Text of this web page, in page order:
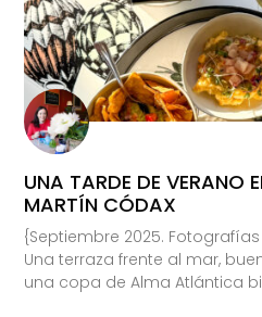
UNA TARDE DE VERANO
MARTÍN CÓDAX
{Septiembre 2025.
Una terraza frente al mar,
una copa de Alma Atlántica